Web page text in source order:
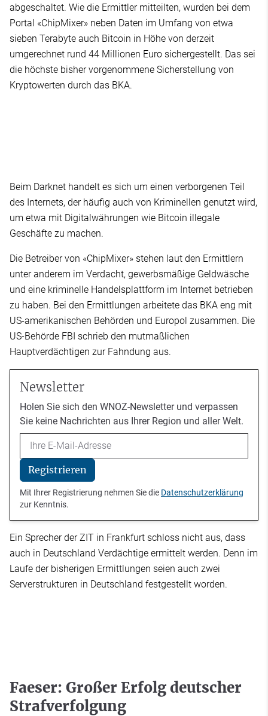
abgeschaltet. Wie die Ermittler mitteilten, wurden bei dem
Portal «ChipMixer» neben Daten im Umfang von etwa
sieben Terabyte auch Bitcoin in Höhe von derzeit
umgerechnet rund 44 Millionen Euro sichergestellt. Das sei
die höchste bisher vorgenommene Sicherstellung von
Kryptowerten durch das BKA.
Beim Darknet handelt es sich um einen verborgenen Teil
des Internets, der häufig auch von Kriminellen genutzt wird,
um etwa mit Digitalwährungen wie Bitcoin illegale
Geschäfte zu machen.
Die Betreiber von «ChipMixer» stehen laut den Ermittlern
unter anderem im Verdacht, gewerbsmäßige Geldwäsche
und eine kriminelle Handelsplattform im Internet betrieben
zu haben. Bei den Ermittlungen arbeitete das BKA eng mit
US-amerikanischen Behörden und Europol zusammen. Die
US-Behörde FBI schrieb den mutmaßlichen
Hauptverdächtigen zur Fahndung aus.
Newsletter
Holen Sie sich den WNOZ-Newsletter und verpassen
Sie keine Nachrichten aus Ihrer Region und aller Welt.
Email
Registrieren
Mit Ihrer Registrierung nehmen Sie die Datenschutzerklärung
zur Kenntnis.
Ein Sprecher der ZIT in Frankfurt schloss nicht aus, dass
auch in Deutschland Verdächtige ermittelt werden. Denn im
Laufe der bisherigen Ermittlungen seien auch zwei
Serverstrukturen in Deutschland festgestellt worden.
Faeser: Großer Erfolg deutscher
Strafverfolgung